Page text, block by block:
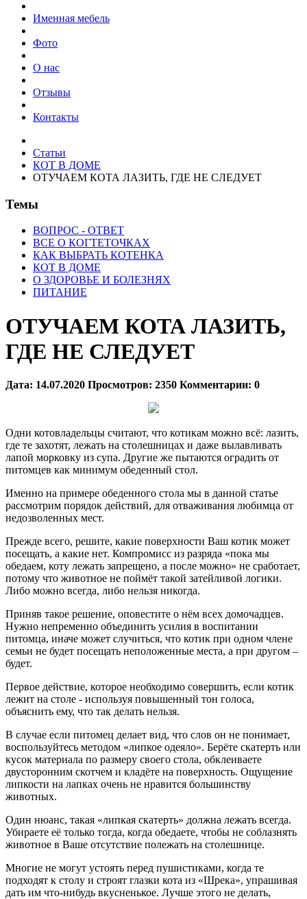
Именная мебель
Фото
О нас
Отзывы
Контакты
Статьи
КОТ В ДОМЕ
ОТУЧАЕМ КОТА ЛАЗИТЬ, ГДЕ НЕ СЛЕДУЕТ
Темы
ВОПРОС - ОТВЕТ
ВСЕ О КОГТЕТОЧКАХ
КАК ВЫБРАТЬ КОТЕНКА
КОТ В ДОМЕ
О ЗДОРОВЬЕ И БОЛЕЗНЯХ
ПИТАНИЕ
ОТУЧАЕМ КОТА ЛАЗИТЬ,
ГДЕ НЕ СЛЕДУЕТ
Дата: 14.07.2020 Просмотров: 2350 Комментарии: 0
Одни котовладельцы считают, что котикам можно всё: лазить,
где те захотят, лежать на столешницах и даже вылавливать
лапой морковку из супа. Другие же пытаются оградить от
питомцев как минимум обеденный стол.
Именно на примере обеденного стола мы в данной статье
рассмотрим порядок действий, для отваживания любимца от
недозволенных мест.
Прежде всего, решите, какие поверхности Ваш котик может
посещать, а какие нет. Компромисс из разряда «пока мы
обедаем, коту лежать запрещено, а после можно» не сработает,
потому что животное не поймёт такой затейливой логики.
Либо можно всегда, либо нельзя никогда.
Приняв такое решение, оповестите о нём всех домочадцев.
Нужно непременно объединить усилия в воспитании
питомца, иначе может случиться, что котик при одном члене
семьи не будет посещать неположенные места, а при другом –
будет.
Первое действие, которое необходимо совершить, если котик
лежит на столе - используя повышенный тон голоса,
объяснить ему, что так делать нельзя.
В случае если питомец делает вид, что слов он не понимает,
воспользуйтесь методом «липкое одеяло». Берёте скатерть или
кусок материала по размеру своего стола, обклеиваете
двусторонним скотчем и кладёте на поверхность. Ощущение
липкости на лапках очень не нравится большинству
животных.
Один нюанс, такая «липкая скатерть» должна лежать всегда.
Убираете её только тогда, когда обедаете, чтобы не соблазнять
животное в Ваше отсутствие полежать на столешнице.
Многие не могут устоять перед пушистиками, когда те
подходят к столу и строят глазки кота из «Шрека», упрашивая
дать им что-нибудь вкусненькое. Лучше этого не делать,